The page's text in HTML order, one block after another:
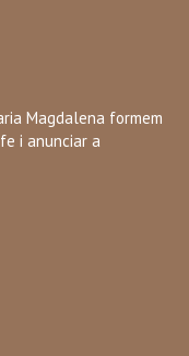
Magdalena formem
i anunciar a